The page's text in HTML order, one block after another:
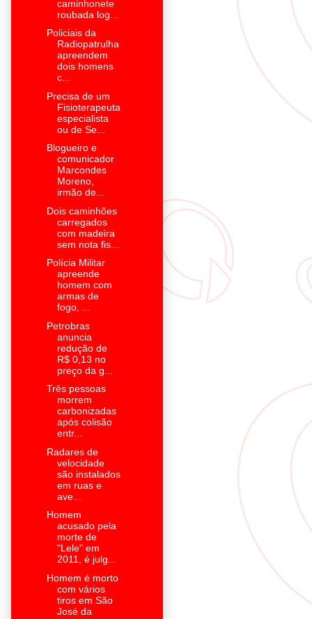
caminhonete
roubada log...
Policiais da
Radiopatrulha
apreendem
dois homens
c...
Precisa de um
Fisioterapeuta
especialista
ou de Se...
Blogueiro e
comunicador
Marcondes
Moreno,
irmão de...
Dois caminhões
carregados
com madeira
sem nota fis...
Polícia Militar
apreende
homem com
armas de
fogo, ...
Petrobras
anuncia
redução de
R$ 0,13 no
preço da g...
Três pessoas
morrem
carbonizadas
após colisão
entr...
Radares de
velocidade
são instalados
em ruas e
ave...
Homem
acusado pela
morte de
"Lele" em
2011, é julg...
Homem é morto
com vários
tiros em São
José da